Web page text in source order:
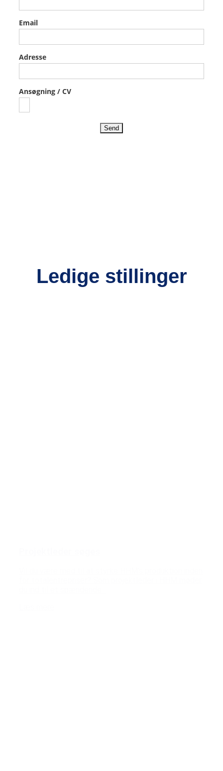
Email
Adresse
Ansøgning / CV
Send
Ledige stillinger